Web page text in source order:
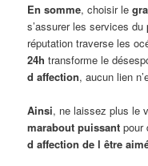
En somme, choisir le
s’assurer les services du
réputation traverse les
24h transforme le
d affection, aucun lien
Ainsi, ne laissez plus le
marabout puissant pour
d affection de l être